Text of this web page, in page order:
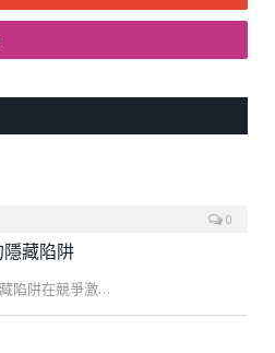
0
藏陷阱
陷阱在競爭激…